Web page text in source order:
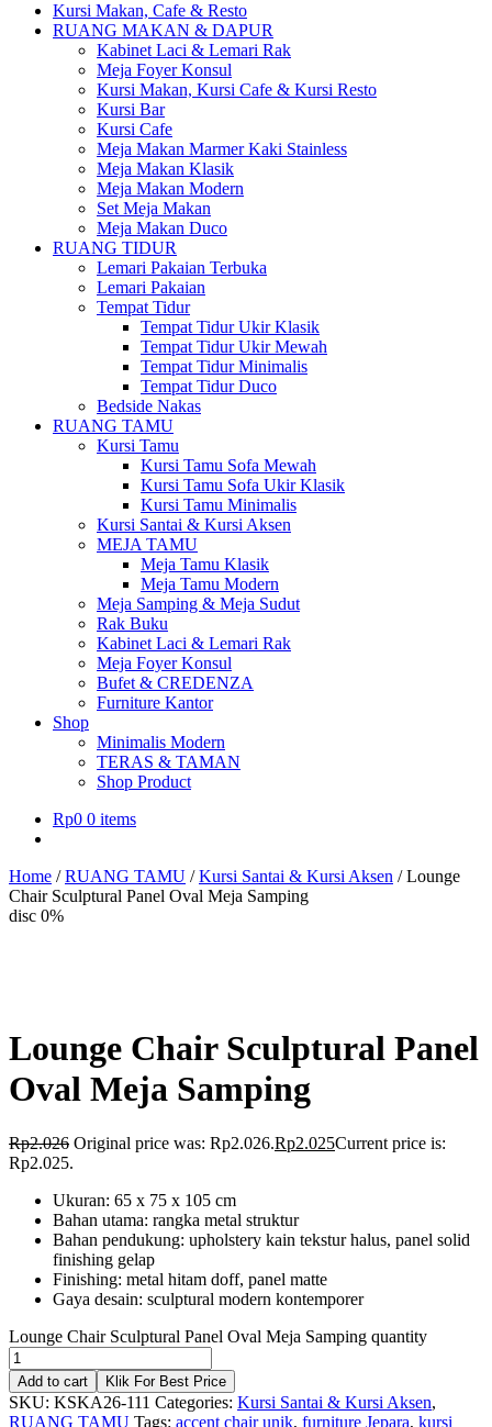
Kursi Makan, Cafe & Resto
RUANG MAKAN & DAPUR
Kabinet Laci & Lemari Rak
Meja Foyer Konsul
Kursi Makan, Kursi Cafe & Kursi Resto
Kursi Bar
Kursi Cafe
Meja Makan Marmer Kaki Stainless
Meja Makan Klasik
Meja Makan Modern
Set Meja Makan
Meja Makan Duco
RUANG TIDUR
Lemari Pakaian Terbuka
Lemari Pakaian
Tempat Tidur
Tempat Tidur Ukir Klasik
Tempat Tidur Ukir Mewah
Tempat Tidur Minimalis
Tempat Tidur Duco
Bedside Nakas
RUANG TAMU
Kursi Tamu
Kursi Tamu Sofa Mewah
Kursi Tamu Sofa Ukir Klasik
Kursi Tamu Minimalis
Kursi Santai & Kursi Aksen
MEJA TAMU
Meja Tamu Klasik
Meja Tamu Modern
Meja Samping & Meja Sudut
Rak Buku
Kabinet Laci & Lemari Rak
Meja Foyer Konsul
Bufet & CREDENZA
Furniture Kantor
Shop
Minimalis Modern
TERAS & TAMAN
Shop Product
Rp0 0 items
Home /RUANG TAMU /Kursi Santai & Kursi Aksen /Lounge
Chair Sculptural Panel Oval Meja Samping
disc 0%
Lounge Chair Sculptural Panel
Oval Meja Samping
Rp2.026 Original price was: Rp2.026.Rp2.025Current price is:
Rp2.025.
Ukuran: 65 x 75 x 105 cm
Bahan utama: rangka metal struktur
Bahan pendukung: upholstery kain tekstur halus, panel solid
finishing gelap
Finishing: metal hitam doff, panel matte
Gaya desain: sculptural modern kontemporer
Lounge Chair Sculptural Panel Oval Meja Samping quantity
Add to cart Klik For Best Price
SKU: KSKA26-111 Categories: Kursi Santai & Kursi Aksen,
RUANG TAMU Tags: accent chair unik, furniture Jepara, kursi